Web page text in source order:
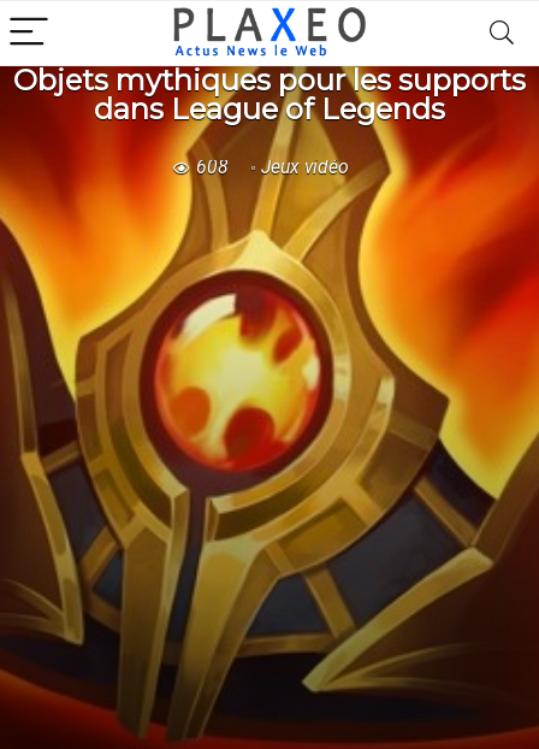
Objets mythiques pour les supports
dans League of Legends
608 Jeux vidéo